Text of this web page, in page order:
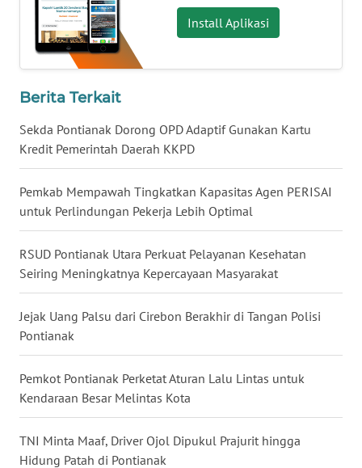
Install Aplikasi
Berita Terkait
Sekda Pontianak Dorong OPD Adaptif Gunakan Kartu
Kredit Pemerintah Daerah KKPD
Pemkab Mempawah Tingkatkan Kapasitas Agen PERISAI
untuk Perlindungan Pekerja Lebih Optimal
RSUD Pontianak Utara Perkuat Pelayanan Kesehatan
Seiring Meningkatnya Kepercayaan Masyarakat
Jejak Uang Palsu dari Cirebon Berakhir di Tangan Polisi
Pontianak
Pemkot Pontianak Perketat Aturan Lalu Lintas untuk
Kendaraan Besar Melintas Kota
TNI Minta Maaf, Driver Ojol Dipukul Prajurit hingga
Hidung Patah di Pontianak
WN
KALTARA
WN
WN
KALTIM
WN
SULSEL
WN
WN
WN